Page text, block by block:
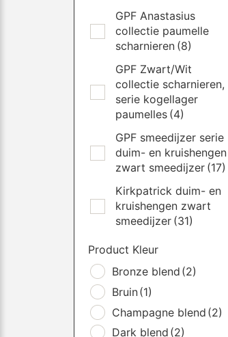
GPF Anastasius
collectie paumelle
scharnieren (8)
GPF Zwart/Wit
collectie scharnieren,
serie kogellager
paumelles (4)
GPF smeedijzer serie
duim- en kruishengen
zwart smeedijzer (17)
Kirkpatrick duim- en
kruishengen zwart
smeedijzer (31)
Product Kleur
Bronze blend (2)
Bruin(1)
Champagne blend (2)
Dark blend (2)